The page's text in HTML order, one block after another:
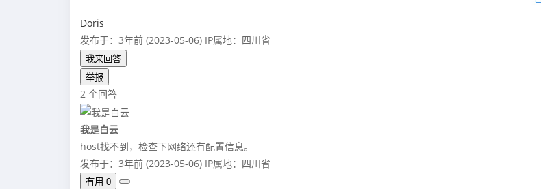
Doris
发布于：3年前 (2023-05-06) IP属地：四川省
我来回答
举报
2 个回答
我是白云
host找不到，检查下网络还有配置信息。
发布于：3年前 (2023-05-06) IP属地：四川省
有用 0